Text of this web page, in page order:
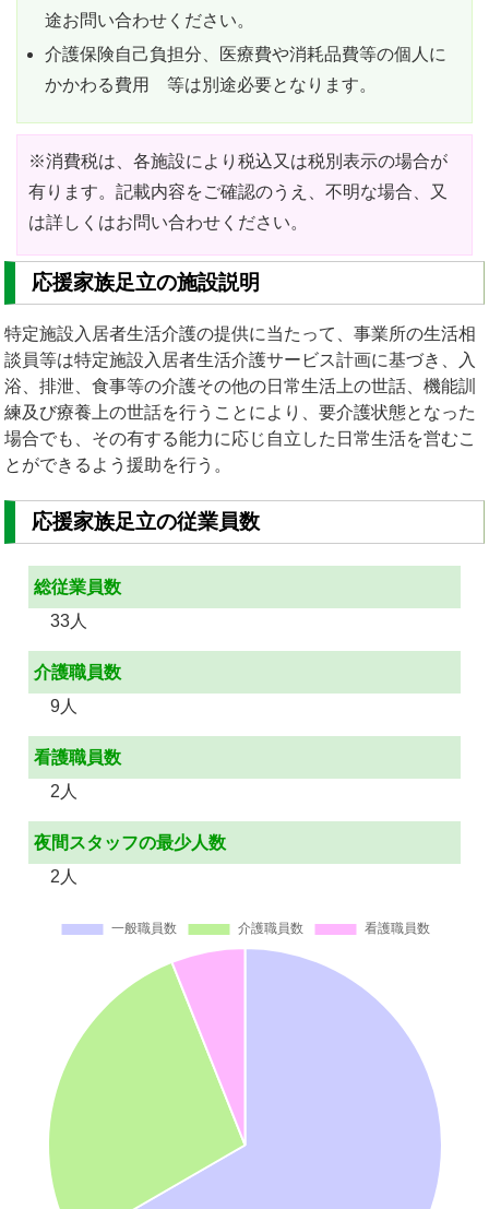
途お問い合わせください。
介護保険自己負担分、医療費や消耗品費等の個人に
かかわる費用 等は別途必要となります。
※消費税は、各施設により税込又は税別表示の場合が
有ります。記載内容をご確認のうえ、不明な場合、又
は詳しくはお問い合わせください。
応援家族足立の施設説明
特定施設入居者生活介護の提供に当たって、事業所の生活相
談員等は特定施設入居者生活介護サービス計画に基づき、入
浴、排泄、食事等の介護その他の日常生活上の世話、機能訓
練及び療養上の世話を行うことにより、要介護状態となった
場合でも、その有する能力に応じ自立した日常生活を営むこ
とができるよう援助を行う。
応援家族足立の従業員数
総従業員数
33人
介護職員数
9人
看護職員数
2人
夜間スタッフの最少人数
2人